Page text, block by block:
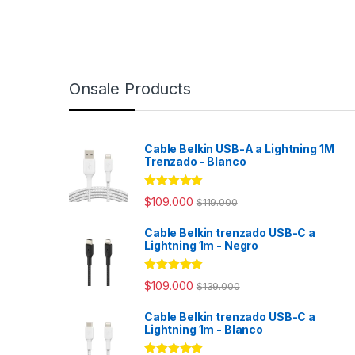
Onsale Products
Cable Belkin USB-A a Lightning 1M
Trenzado - Blanco
Rated 4.98
out of 5
$109.000 $119.000
Cable Belkin trenzado USB-C a
Lightning 1m - Negro
Rated 4.94
out of 5
$109.000 $139.000
Cable Belkin trenzado USB-C a
Lightning 1m - Blanco